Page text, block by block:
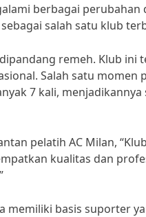
berbagai
salah satu klub
remeh. Klub
Salah satu momen
7 kali,
pelatih AC Milan,
kualitas dan
memiliki basis suporter